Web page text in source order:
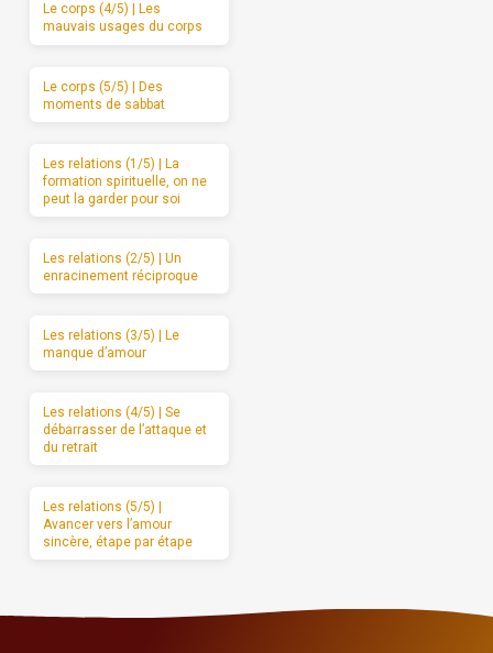
Le corps (4/5) | Les
mauvais usages du corps
Le corps (5/5) | Des
moments de sabbat
Les relations (1/5) | La
formation spirituelle, on ne
peut la garder pour soi
Les relations (2/5) | Un
enracinement réciproque
Les relations (3/5) | Le
manque d’amour
Les relations (4/5) | Se
débarrasser de l’attaque et
du retrait
Les relations (5/5) |
Avancer vers l’amour
sincère, étape par étape